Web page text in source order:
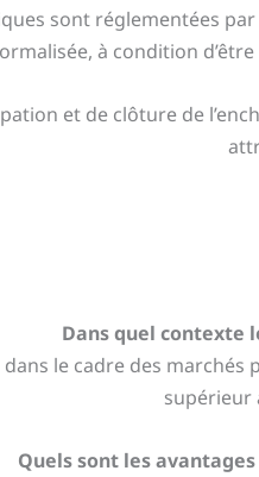
sont réglementées
à condition
et de clôture de
Dans quel contexte
dans le cadre des
supérieur
Quels sont les